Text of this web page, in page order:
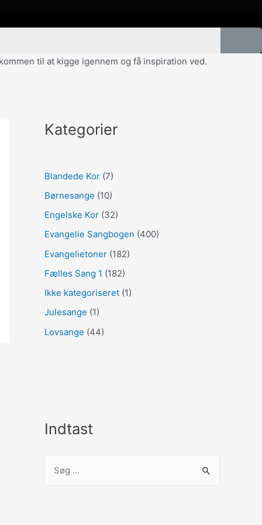
til at kigge igennem og få inspiration ved.
Kategorier
Blandede Kor (7)
Børnesange (10)
Engelske Kor (32)
Evangelie Sangbogen (400)
Evangelietoner (182)
Fælles Sang 1 (182)
Ikke kategoriseret (1)
Julesange (1)
Lovsange (44)
Indtast